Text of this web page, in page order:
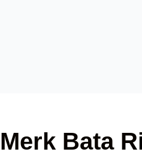
Merk Bata